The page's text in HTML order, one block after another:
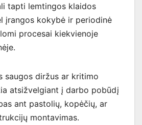
tapti lemtingos klaidos
įrangos kokybė ir periodinė
procesai kiekvienoje
saugos diržus ar kritimo
atsižvelgiant į darbo pobūdį
ant pastolių, kopėčių, ar
montavimas.